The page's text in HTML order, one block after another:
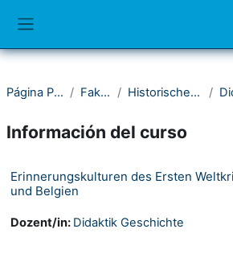
Página Principal Fakultät I Historisches Seminar
Información del curso
Erinnerungskulturen des Ersten
und Belgien
Dozent/in: Didaktik Geschichte